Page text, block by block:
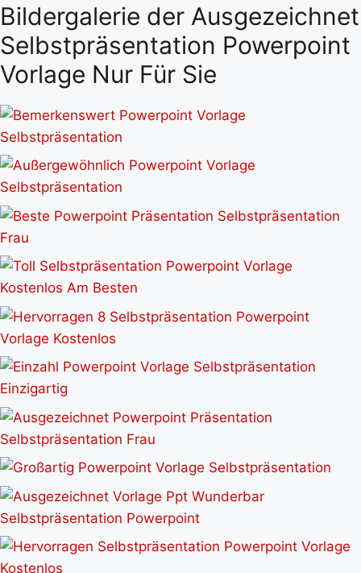
Bildergalerie der Ausgezeichnet
Selbstpräsentation Powerpoint
Vorlage Nur Für Sie